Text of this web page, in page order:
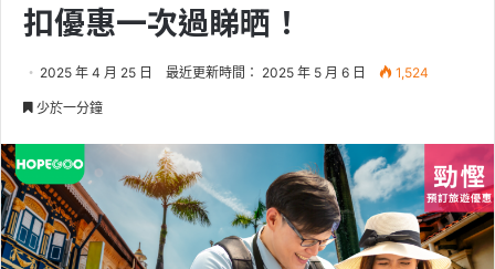
扣優惠一次過睇晒！
2025 年 4 月 25 日 最近更新時間： 2025 年 5 月 6 日 1,524
少於一分鐘